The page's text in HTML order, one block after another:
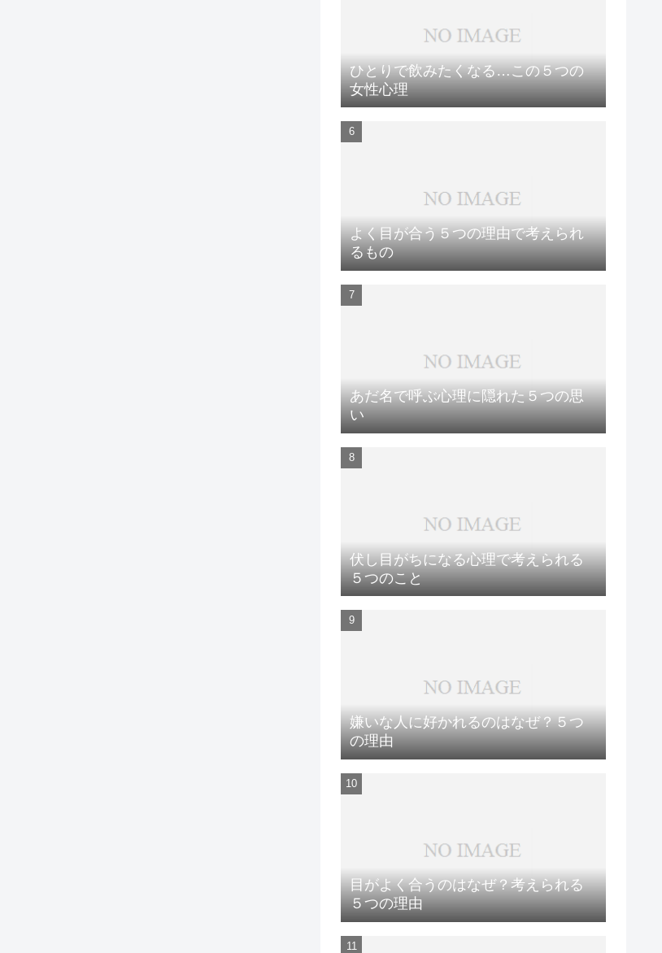
ひとりで飲みたくなる…この５つの
女性心理
よく目が合う５つの理由で考えられ
るもの
あだ名で呼ぶ心理に隠れた５つの思
い
伏し目がちになる心理で考えられる
５つのこと
嫌いな人に好かれるのはなぜ？５つ
の理由
目がよく合うのはなぜ？考えられる
５つの理由